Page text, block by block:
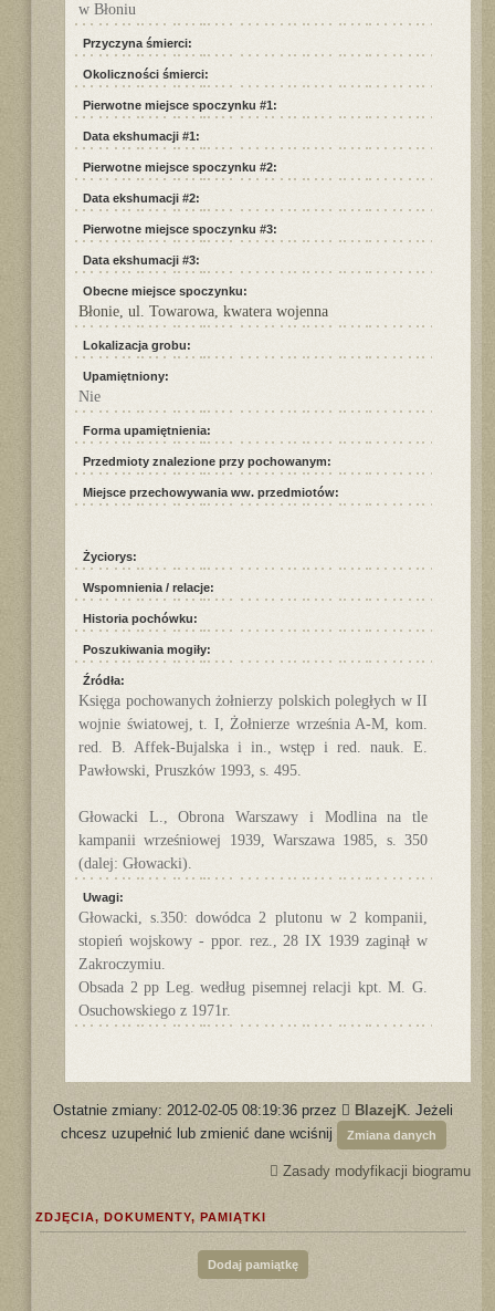
w Błoniu
Przyczyna śmierci:
Okoliczności śmierci:
Pierwotne miejsce spoczynku #1:
Data ekshumacji #1:
Pierwotne miejsce spoczynku #2:
Data ekshumacji #2:
Pierwotne miejsce spoczynku #3:
Data ekshumacji #3:
Obecne miejsce spoczynku:
Błonie, ul. Towarowa, kwatera wojenna
Lokalizacja grobu:
Upamiętniony:
Nie
Forma upamiętnienia:
Przedmioty znalezione przy pochowanym:
Miejsce przechowywania ww. przedmiotów:
Życiorys:
Wspomnienia / relacje:
Historia pochówku:
Poszukiwania mogiły:
Źródła:
Księga pochowanych żołnierzy polskich poległych w II
wojnie światowej, t. I, Żołnierze września A-M, kom.
red. B. Affek-Bujalska i in., wstęp i red. nauk. E.
Pawłowski, Pruszków 1993, s. 495.
Głowacki L., Obrona Warszawy i Modlina na tle
kampanii wrześniowej 1939, Warszawa 1985, s. 350
(dalej: Głowacki).
Uwagi:
Głowacki, s.350: dowódca 2 plutonu w 2 kompanii,
stopień wojskowy - ppor. rez., 28 IX 1939 zaginął w
Zakroczymiu.
Obsada 2 pp Leg. według pisemnej relacji kpt. M. G.
Osuchowskiego z 1971r.
Ostatnie zmiany: 2012-02-05 08:19:36 przez BlazejK. Jeżeli
chcesz uzupełnić lub zmienić dane wciśnij
Zmiana danych
Zasady modyfikacji biogramu
ZDJĘCIA, DOKUMENTY, PAMIĄTKI
Dodaj pamiątkę